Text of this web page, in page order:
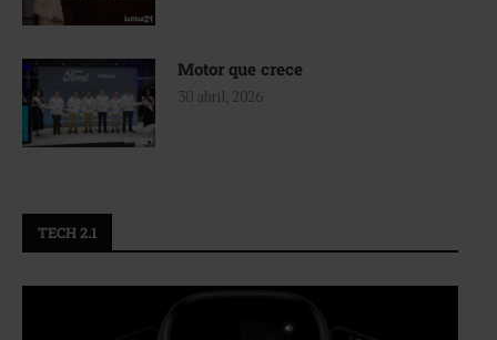
Motor que crece
30 abril, 2026
TECH 2.1